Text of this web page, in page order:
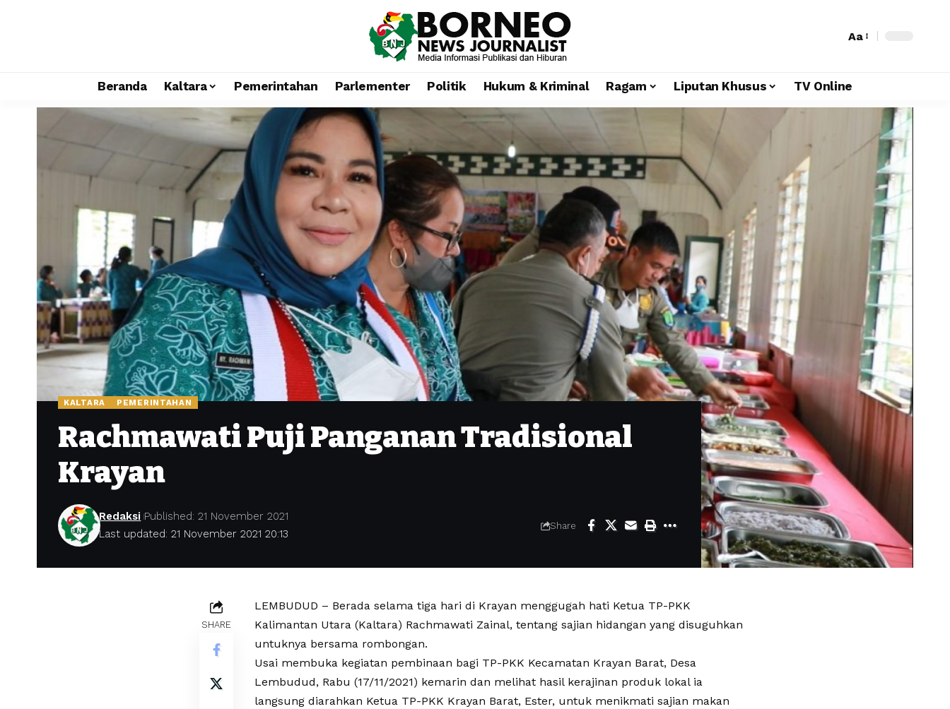
Aa
Beranda Kaltara Pemerintahan Parlementer Politik Hukum & Kriminal Ragam Liputan Khusus TV Online
KALTARA PEMERINTAHAN
Rachmawati Puji Panganan Tradisional
Krayan
Last updated: 21 November 2021 20:13
Redaksi Published: 21 November 2021
Share
SHARE
LEMBUDUD – Berada selama tiga hari di Krayan menggugah hati Ketua TP-PKK
Kalimantan Utara (Kaltara) Rachmawati Zainal, tentang sajian hidangan yang disuguhkan
untuknya bersama rombongan.
Usai membuka kegiatan pembinaan bagi TP-PKK Kecamatan Krayan Barat, Desa
Lembudud, Rabu (17/11/2021) kemarin dan melihat hasil kerajinan produk lokal ia
langsung diarahkan Ketua TP-PKK Krayan Barat, Ester, untuk menikmati sajian makan